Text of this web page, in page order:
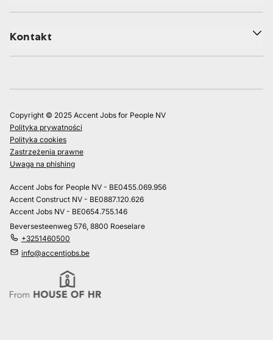
Kontakt
Copyright © 2025 Accent Jobs for People NV
Polityka prywatności
Polityka cookies
Zastrzeżenia prawne
Uwaga na phishing
Accent Jobs for People NV - BE0455.069.956
Accent Construct NV - BE0887.120.626
Accent Jobs NV - BE0654.755.146
Beversesteenweg 576, 8800 Roeselare
+3251460500
info@accentjobs.be